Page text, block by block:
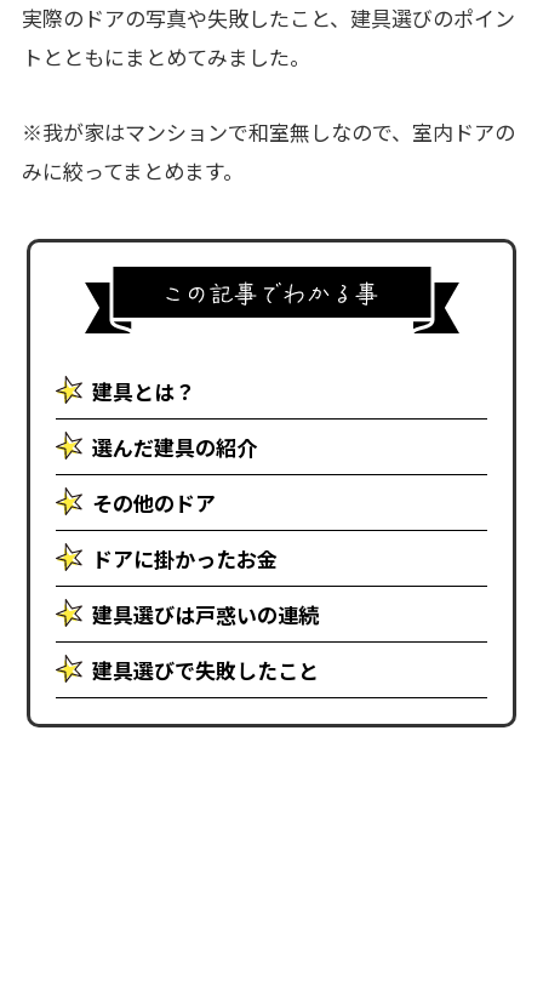
実際のドアの写真や失敗したこと、建具選びのポイン
トとともにまとめてみました。
※我が家はマンションで和室無しなので、室内ドアの
みに絞ってまとめます。
建具とは？
選んだ建具の紹介
その他のドア
ドアに掛かったお金
建具選びは戸惑いの連続
建具選びで失敗したこと